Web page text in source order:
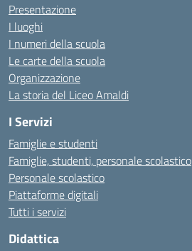
Presentazione
I luoghi
I numeri della scuola
Le carte della scuola
Organizzazione
La storia del Liceo Amaldi
I Servizi
Famiglie e studenti
Famiglie, studenti, personale scolastico
Personale scolastico
Piattaforme digitali
Tutti i servizi
Didattica